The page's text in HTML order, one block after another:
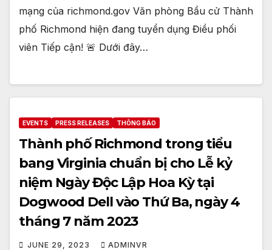
mạng của richmond.gov Văn phòng Bầu cử Thành
phố Richmond hiện đang tuyển dụng Điều phối
viên Tiếp cận! 🚨 Dưới đây…
EVENTS PRESS RELEASES THÔNG BÁO
Thành phố Richmond trong tiểu
bang Virginia chuẩn bị cho Lễ kỷ
niệm Ngày Độc Lập Hoa Kỳ tại
Dogwood Dell vào Thứ Ba, ngày 4
tháng 7 năm 2023
JUNE 29, 2023 ADMINVR